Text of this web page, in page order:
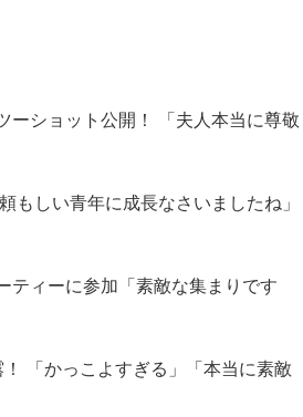
ーショット公開！ 「夫人本当に尊敬
もしい青年に成長なさいましたね」
ティーに参加「素敵な集まりです
「かっこよすぎる」「本当に素敵